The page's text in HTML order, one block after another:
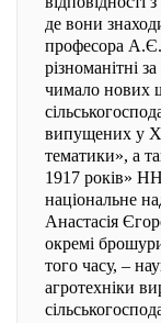
де вони
професора
різноманітні
чимало нових
випущених у
тематики», а
1917 років»
національне
Анастасія
окремі
того часу, –
агротехніки